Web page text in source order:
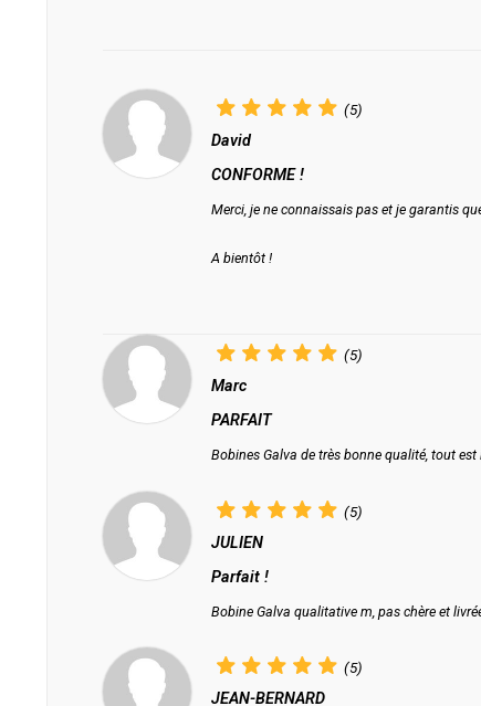
(5)
David
CONFORME !
Merci, je ne connaissais pas et je garantis
A bientôt !
(5)
Marc
PARFAIT
Bobines Galva de très bonne qualité, tout
(5)
JULIEN
Parfait !
Bobine Galva qualitative m, pas chère et
(5)
JEAN-BERNARD